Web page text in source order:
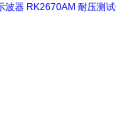
波器 RK2670AM 耐压测